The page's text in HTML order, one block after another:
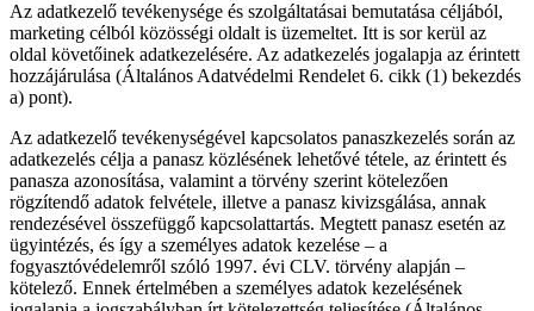
Az adatkezelő tevékenysége és szolgáltatásai bemutatása céljából,
marketing célból közösségi oldalt is üzemeltet. Itt is sor kerül az
oldal követőinek adatkezelésére. Az adatkezelés jogalapja az érintett
hozzájárulása (Általános Adatvédelmi Rendelet 6. cikk (1) bekezdés
a) pont).
Az adatkezelő tevékenységével kapcsolatos panaszkezelés során az
adatkezelés célja a panasz közlésének lehetővé tétele, az érintett és
panasza azonosítása, valamint a törvény szerint kötelezően
rögzítendő adatok felvétele, illetve a panasz kivizsgálása, annak
rendezésével összefüggő kapcsolattartás. Megtett panasz esetén az
ügyintézés, és így a személyes adatok kezelése – a
fogyasztóvédelemről szóló 1997. évi CLV. törvény alapján –
kötelező. Ennek értelmében a személyes adatok kezelésének